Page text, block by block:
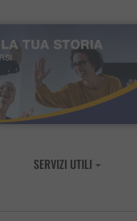
SERVIZI UTILI